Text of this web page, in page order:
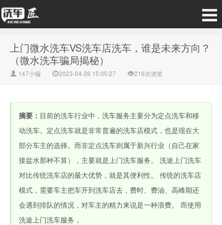
上门微水洗车VS洗车店洗车，谁是未来方向？
（微水洗车骗局揭秘）
147小编 2023-04-26 15:05:27 216次浏览
摘要： 目前的洗车行业中，洗车服务主要分为定点洗车和移
动洗车。定点洗车就是非常普遍的洗车店模式，也是现在大
部分车主的选择。而非定点洗车则属于新兴行业（自己在家
接盆水那种不算），主要就是上门洗车服务。 洗途上门洗车
对比传统洗车店的最大优势，就是其便利性。 传统的洗车店
模式，需要车主把车开到洗车店去，费时、费油、高峰期还
会遇到排队的情况，对车主的精力来说是一种浪费。 而使用
洗途上门洗车服务，